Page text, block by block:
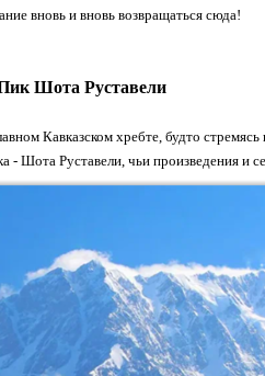
вновь и вновь возвращаться сюда!
Шота Руставели
Кавказском хребте, будто
- Шота Руставели, чьи произведения и